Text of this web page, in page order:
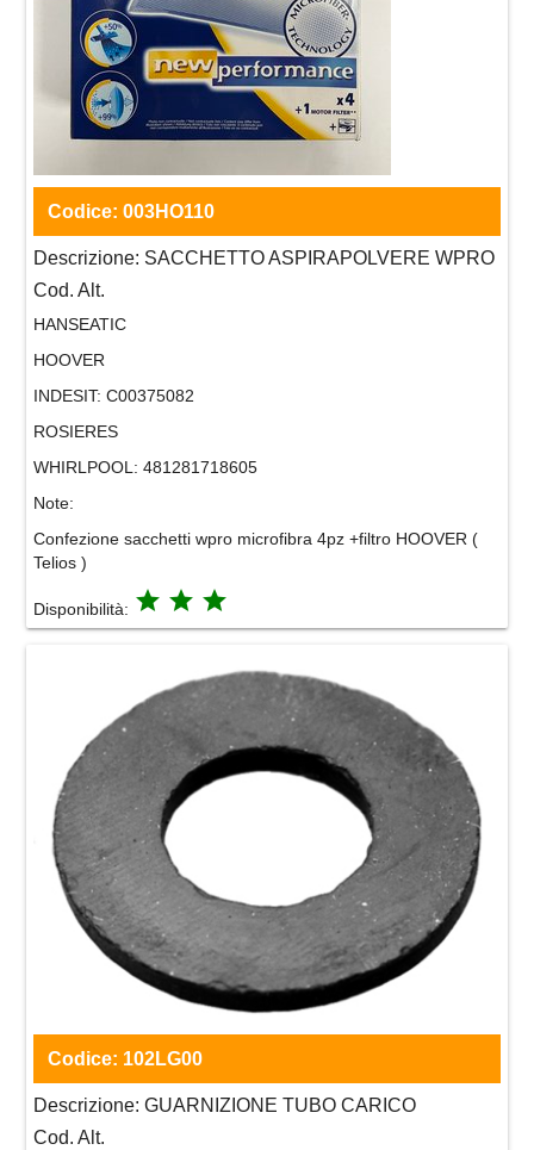
Codice: 003HO110
Descrizione: SACCHETTO ASPIRAPOLVERE WPRO
Cod. Alt.
HANSEATIC
HOOVER
INDESIT: C00375082
ROSIERES
WHIRLPOOL: 481281718605
Note:
Confezione sacchetti wpro microfibra 4pz +filtro HOOVER (
Telios )
Disponibilità: grade grade grade
Codice: 102LG00
Descrizione: GUARNIZIONE TUBO CARICO
Cod. Alt.